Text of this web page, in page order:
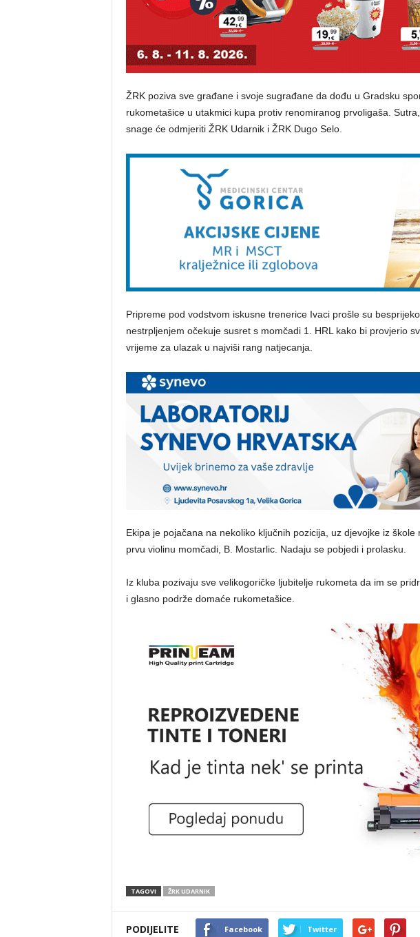
ŽRK poziva sve građane i svoje sugrađane da dođu u Gradsku
rukometašice u utakmici kupa protiv renomiranog prvoligaša.
snage će odmjeriti ŽRK Udarnik i ŽRK Dugo Selo.
Pripreme pod vodstvom iskusne trenerice Ivaci prošle su
nestrpljenjem očekuje susret s momčadi 1. HRL kako bi provjerio
vrijeme za ulazak u najviši rang natjecanja.
Ekipa je pojačana na nekoliko ključnih pozicija, uz djevojke iz
prvu violinu momčadi, B. Mostarlic. Nadaju se pobjedi i prolasku.
Iz kluba pozivaju sve velikogoričke ljubitelje rukometa da im se
i glasno podrže domaće rukometašice.
TAGOVI ŽRK UDARNIK
PODIJELITE Facebook Twitter